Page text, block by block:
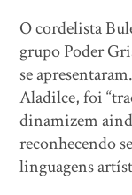
O cordelista
grupo Poder
se
Aladilce, foi
dinamizem
reconhecendo
linguagens